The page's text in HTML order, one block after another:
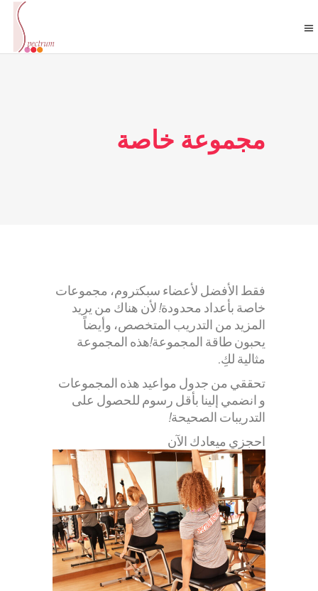
مجموعة خاصة
فقط الأفضل لأعضاء سبكتروم، مجموعات
خاصة بأعداد محدودة! لأن هناك من يريد
المزيد من التدريب المتخصص، وأيضاً
يحبون طاقة المجموعة!هذه المجموعة
مثالية لكِ.
تحققي من جدول مواعيد هذه المجموعات
و انضمي إلينا بأقل رسوم للحصول على
التدريبات الصحيحة!
احجزي ميعادك الآن